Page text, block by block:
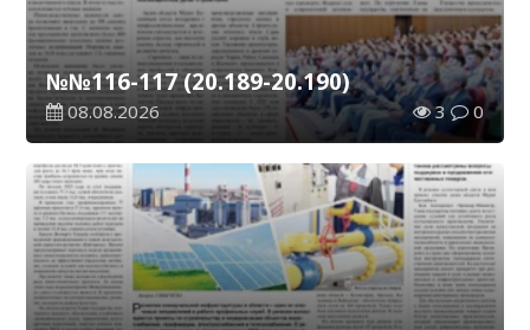
№№116-117 (20.189-20.190)
08.08.2026 3 0